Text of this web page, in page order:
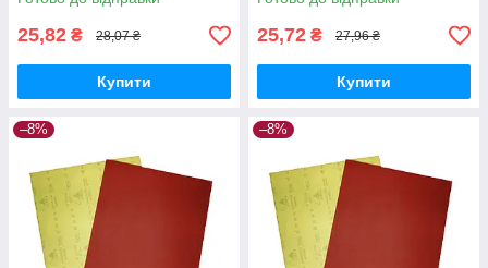
25,82 ₴ 28,07 ₴
Купити
25,72 ₴ 27,96 ₴
Купити
–8% –8%